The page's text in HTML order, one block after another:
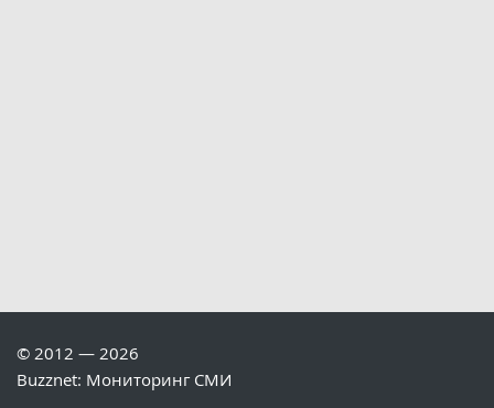
© 2012 — 2026
Buzznet: Мониторинг СМИ